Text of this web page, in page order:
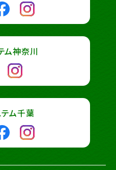
ム神奈川
ム千葉